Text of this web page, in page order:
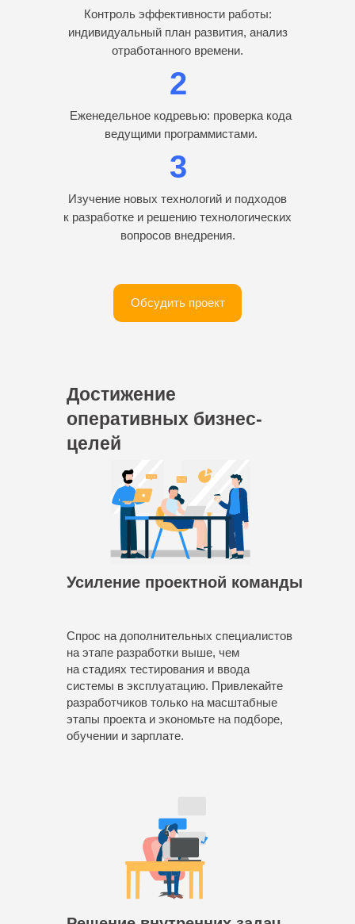
Обсудить проект
Контроль эффективности работы:
индивидуальный план развития, анализ
отработанного времени.
3
Изучение новых технологий и подходов
к разработке и решению технологических
вопросов внедрения.
2
Еженедельное кодревью: проверка кода
ведущими программистами.
Достижение
оперативных бизнес-
целей
Спрос на дополнительных специалистов
на этапе разработки выше, чем
на стадиях тестирования и ввода
системы в эксплуатацию. Привлекайте
разработчиков только на масштабные
этапы проекта и экономьте на подборе,
обучении и зарплате.
Усиление проектной команды